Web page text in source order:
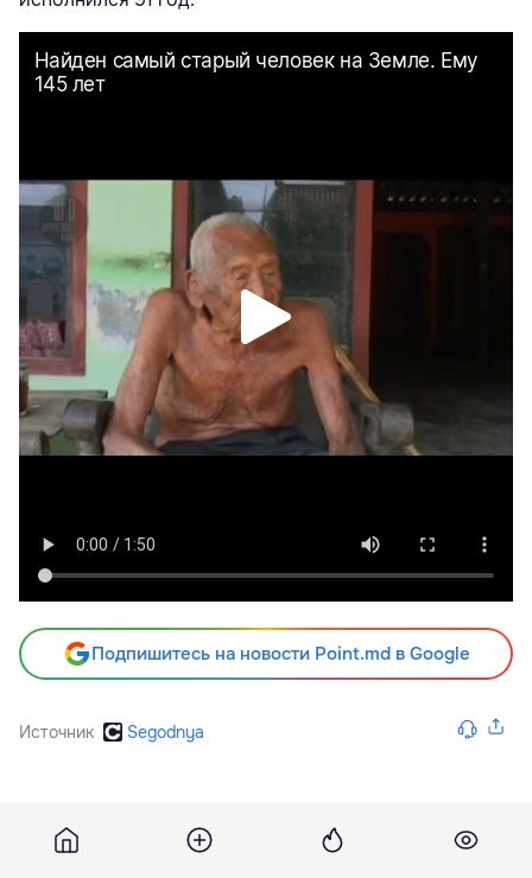
Подпишитесь на новости Point.md в Google
Источник Segodnya